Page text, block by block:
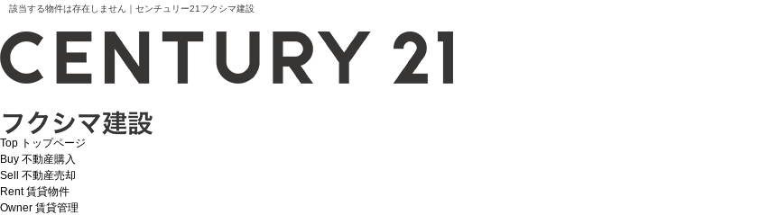
該当する物件は存在しません｜センチュリー21フクシマ建設
Top トップページ
Buy 不動産購入
Sell
不動産売却
Rent 賃貸物件
Owner 賃貸管理